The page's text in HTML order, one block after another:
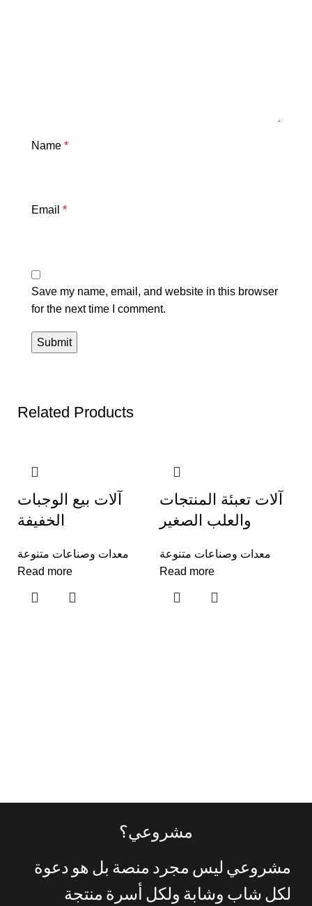
Name *
Email *
Save my name, email, and website in this browser
for the next time I comment.
Related Products
آلات بيع الوجبات
الخفيفة
معدات وصناعات متنوعة
Read more
آلات تعبئة المنتجات
والعلب الصغير
معدات وصناعات متنوعة
Read more
مشروعي؟
مشروعي ليس مجرد منصة بل هو دعوة
لكل شاب وشابة ولكل أسرة منتجة